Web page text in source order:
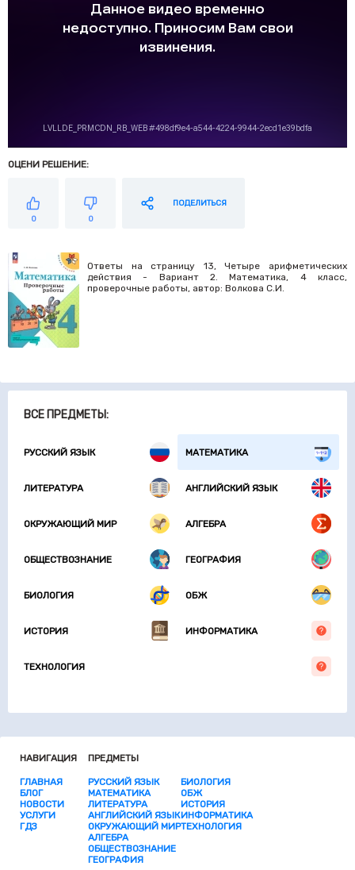
ВСЕ ПРЕДМЕТЫ:
РУССКИЙ ЯЗЫК МАТЕМАТИКА
ЛИТЕРАТУРА АНГЛИЙСКИЙ ЯЗЫК
ОКРУЖАЮЩИЙ МИР АЛГЕБРА
ОБЩЕСТВОЗНАНИЕ ГЕОГРАФИЯ
БИОЛОГИЯ ОБЖ
ИСТОРИЯ ИНФОРМАТИКА
ТЕХНОЛОГИЯ
ОЦЕНИ РЕШЕНИЕ:
0 0
ПОДЕЛИТЬСЯ
Ответы на страницу 13, Четыре арифметических
действия - Вариант 2. Математика, 4 класс,
проверочные работы, автор: Волкова С.И.
НАВИГАЦИЯ
ГЛАВНАЯ
БЛОГ
НОВОСТИ
УСЛУГИ
ГДЗ
ПРЕДМЕТЫ
РУССКИЙ ЯЗЫК
МАТЕМАТИКА
ЛИТЕРАТУРА
АНГЛИЙСКИЙ ЯЗЫК
ОКРУЖАЮЩИЙ МИР
АЛГЕБРА
ОБЩЕСТВОЗНАНИЕ
ГЕОГРАФИЯ
БИОЛОГИЯ
ОБЖ
ИСТОРИЯ
ИНФОРМАТИКА
ТЕХНОЛОГИЯ